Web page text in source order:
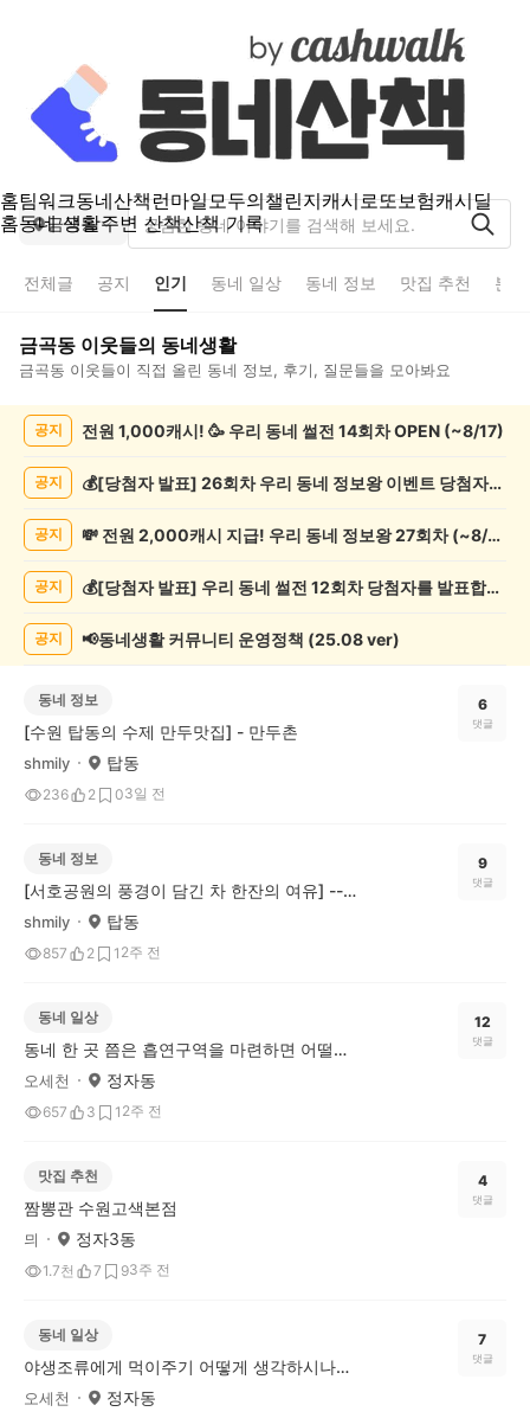
홈팀워크동네산책런마일모두의챌린지캐시로또보험캐시딜
홈동네 생활주변 산책산책 기록
금곡동
전체글 공지 인기 동네 일상 동네 정보 맛집 추천 분
금곡동 이웃들의 동네생활
금곡동 이웃들이 직접 올린 동네 정보, 후기, 질문들을 모아봐요
공지 전원 1,000캐시! 🥳 우리 동네 썰전 14회차 OPEN (~8/17)
공지 💰[당첨자 발표] 26회차 우리 동네 정보왕 이벤트 당첨자를 발표합니다!
공지 💸 전원 2,000캐시 지급! 우리 동네 정보왕 27회차 (~8/10)
공지 💰[당첨자 발표] 우리 동네 썰전 12회차 당첨자를 발표합니다!
공지 📢동네생활 커뮤니티 운영정책 (25.08 ver)
동네 정보
[수원 탑동의 수제 만두맛집] - 만두촌
shmily 탑동
236 2 03일 전
6
댓글
동네 정보
[서호공원의 풍경이 담긴 차 한잔의 여유] --------♡♡♡ 카페라르고♡♡♡
shmily 탑동
857 2 1 2주 전
9
댓글
동네 일상
동네 한 곳 쯤은 흡연구역을 마련하면 어떨까요?
오세천 정자동
657 3 1 2주 전
12
댓글
맛집 추천
짬뽕관 수원고색본점
믜 정자3동
1.7천 7 93주 전
4
댓글
동네 일상
야생조류에게 먹이주기 어떻게 생각하시나요?
오세천 정자동
7
댓글